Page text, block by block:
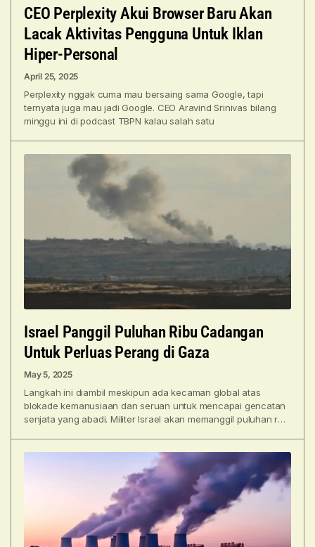
CEO Perplexity Akui Browser Baru Akan
Lacak Aktivitas Pengguna Untuk Iklan
Hiper-Personal
April 25, 2025
Perplexity nggak cuma mau bersaing sama Google, tapi
ternyata juga mau jadi Google. CEO Aravind Srinivas bilang
minggu ini di podcast TBPN kalau salah satu
Israel Panggil Puluhan Ribu Cadangan
Untuk Perluas Perang di Gaza
May 5, 2025
Langkah ini diambil meskipun ada kecaman global atas
blokade kemanusiaan dan seruan untuk mencapai gencatan
senjata yang abadi. Militer Israel akan memanggil puluhan ribu